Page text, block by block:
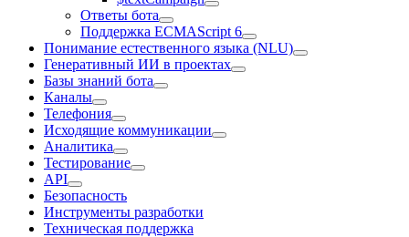
Ответы бота
Поддержка ECMAScript 6
Понимание естественного языка (NLU)
Генеративный ИИ в проектах
Базы знаний бота
Каналы
Телефония
Исходящие коммуникации
Аналитика
Тестирование
API
Безопасность
Инструменты разработки
Техническая поддержка